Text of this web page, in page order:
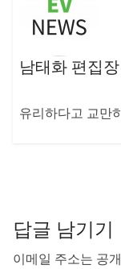
남태화 편집장
유리하다고 교만
답글 남기기
이메일 주소는 공